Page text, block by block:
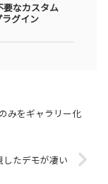
なカスタム
グイン
みをギャラリー化
たデモが凄い